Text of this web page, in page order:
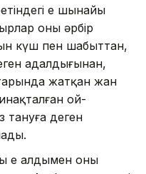
ең шынайы
оның әрбір
күш пен шабыттан,
адалдығынан,
жатқан жан
ой-
тануға деген
алдымен оның